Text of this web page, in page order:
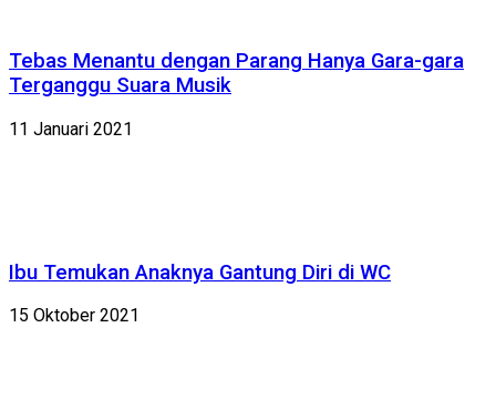
Tebas Menantu dengan Parang Hanya Gara-gara
Terganggu Suara Musik
11 Januari 2021
Ibu Temukan Anaknya Gantung Diri di WC
15 Oktober 2021